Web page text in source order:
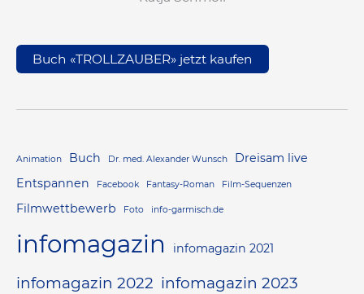
Buch «TROLLZAUBER» jetzt kaufen
Animation Buch Dr. med. Alexander Wunsch
Dreisam live
Entspannen
Facebook Fantasy-Roman Film-Sequenzen
Filmwettbewerb Foto info-garmisch.de
infomagazin infomagazin 2021
infomagazin 2022 infomagazin 2023